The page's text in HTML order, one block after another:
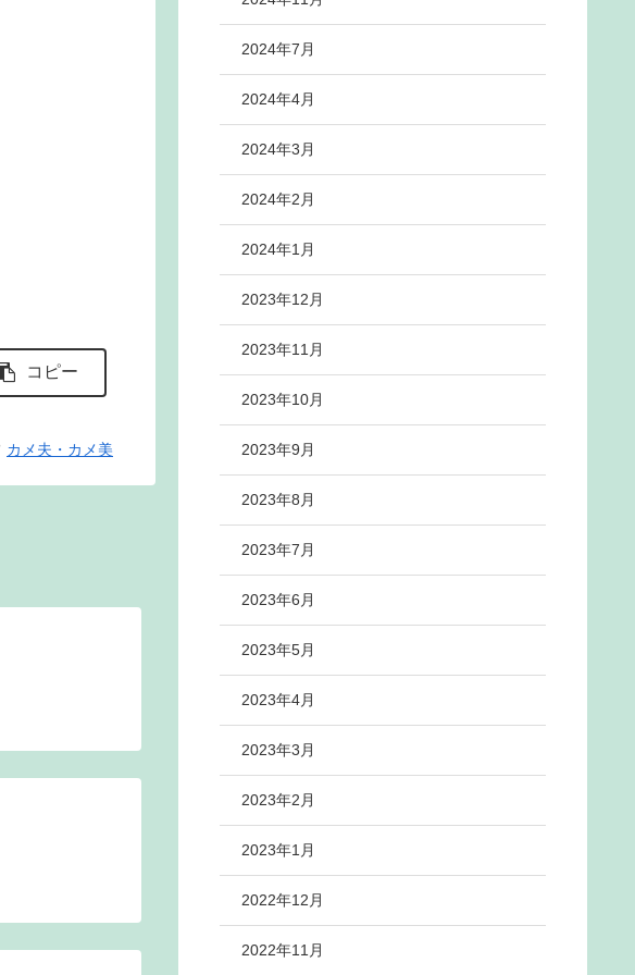
コピー
カメ夫・カメ美
2024年7月
2024年4月
2024年3月
2024年2月
2024年1月
2023年12月
2023年11月
2023年10月
2023年9月
2023年8月
2023年7月
2023年6月
2023年5月
2023年4月
2023年3月
2023年2月
2023年1月
2022年12月
2022年11月